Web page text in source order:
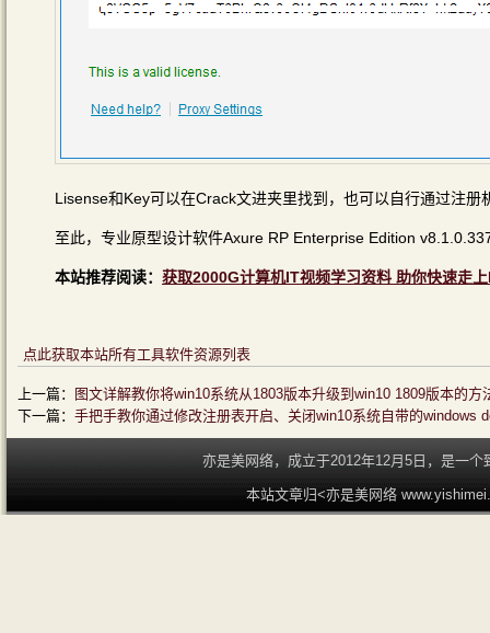
Lisense和Key可以在Crack文进夹里找到，也可以自行通过注册
至此，专业原型设计软件Axure RP Enterprise Edition
本站推荐阅读： 获取2000G计算机IT视频学习资料 助你快速走
点此获取本站所有工具软件资源列表
上一篇：
图文详解教你将win10系统从1803版本升级到win10 1809版本的方
下一篇： 手把手教你通过修改注册表开启、关闭win10系统自带的windows
亦是美网络，成立于2012年12月5日，是一
本站文章归<亦是美网络